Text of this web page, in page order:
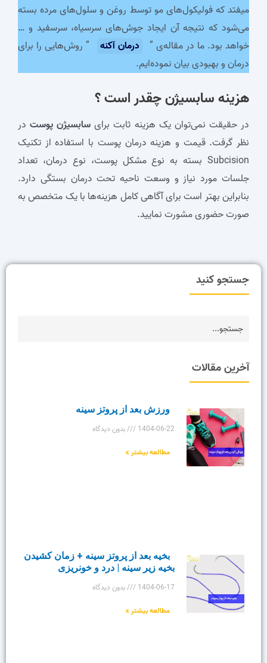
میفتد که فولیکول‌های مو توسط روغن و سلول‌های مرده بسته
می‌شود که نتیجه آن ایجاد جوش‌های سرسیاه، سرسفید و …
خواهد بود. ما در مقاله‌ی ”
درمان آکنه
” روش‌هایی را برای
درمان و بهبودی بیان نموده‌ایم.
هزینهسابسیژنچقدر است ؟
در حقیقت نمی‌توان یک هزینه ثابت برای سابسیژن پوستدر
نظر گرفت. قیمت و هزینه درمان پوست با استفاده از تکنیک
Subcision بسته به نوع مشکل پوست، نوع درمان، تعداد
جلسات مورد نیاز و وسعت ناحیه تحت درمان بستگی دارد.
بنابراین بهتر است برای آگاهی کامل هزینه‌ها با یک متخصص به
صورت حضوری مشورت نمایید.
جستجو کنید
آخرین مقالات
ورزش بعد از پروتز سینه
1404-06-22
بدون دیدگاه
مطالعه بیشتر »
بخیه بعد از پروتز سینه + زمان کشیدن
بخیه زیر سینه | درد و خونریزی
1404-06-17
بدون دیدگاه
مطالعه بیشتر »